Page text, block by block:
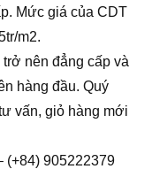
Mức giá của CDT
m2.
nên đẳng cấp và
hàng đầu. Quý
vấn, giỏ hàng mới
(+84) 905222379